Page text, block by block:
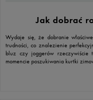
Jak dobrać
Wydaje się, że dobranie
trudności, co znalezienie
bluz czy joggerów rzeczywiście
momencie poszukiwania kurtki